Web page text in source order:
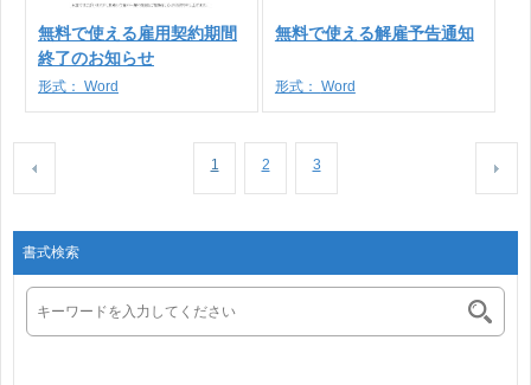
無料で使える雇用契約期間
終了のお知らせ
形式： Word
無料で使える解雇予告通知
形式： Word
1 2 3
書式検索